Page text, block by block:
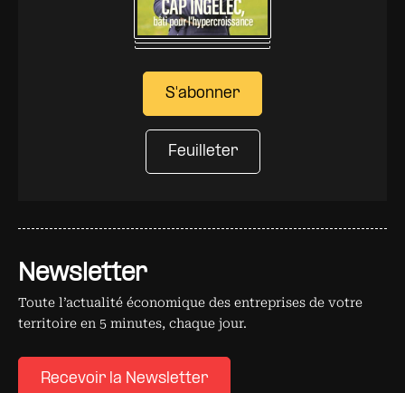
Newsletter
Toute l’actualité économique des entreprises de votre
territoire en 5 minutes, chaque jour.
Recevoir la Newsletter
S'abonner
Feuilleter